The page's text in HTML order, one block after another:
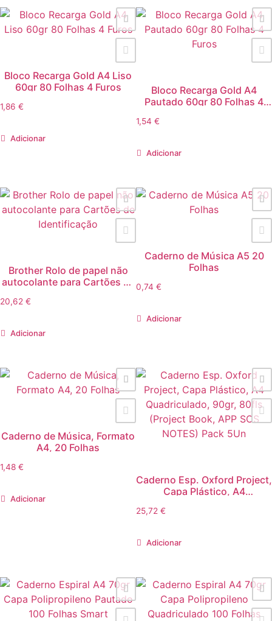
Bloco Recarga Gold A4 Liso
60gr 80 Folhas 4 Furos
1,86 €
Adicionar
Bloco Recarga Gold A4
Pautado 60gr 80 Folhas 4
1,54 €
Adicionar
Brother Rolo de papel não
autocolante para Cartões de
20,62 €
Adicionar
Caderno de Música A5 20
Folhas
0,74 €
Adicionar
Caderno de Música, Formato
A4, 20 Folhas
1,48 €
Adicionar
Caderno Esp. Oxford Project,
Capa Plástico, A4
(Project Book, APP SOS
25,72 €
Adicionar